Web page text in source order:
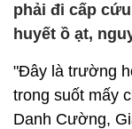
phải đi cấp
huyết ồ ạt,
"Đây là trường
trong suốt mấy
Danh Cường,